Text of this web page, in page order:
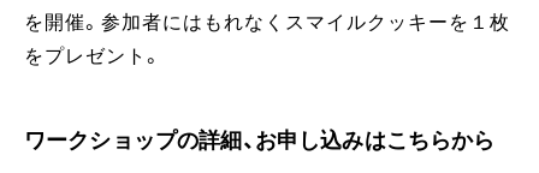
を開催。参加者にはもれなくスマイルクッキーを１枚
をプレゼント。
ワークショップの詳細、お申し込みはこちらから